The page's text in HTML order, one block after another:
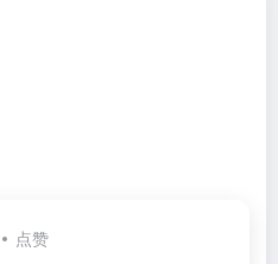
点赞